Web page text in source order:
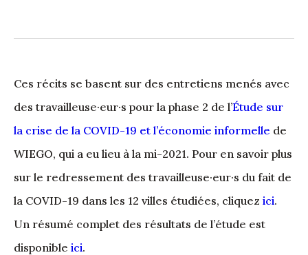
Ces récits se basent sur des entretiens menés avec
des travailleuse·eur·s pour la phase 2 de l’Étude sur
la crise de la COVID-19 et l’économie informelle de
WIEGO, qui a eu lieu à la mi-2021. Pour en savoir plus
sur le redressement des travailleuse·eur·s du fait de
la COVID-19 dans les 12 villes étudiées, cliquez ici.
Un résumé complet des résultats de l’étude est
disponible ici.